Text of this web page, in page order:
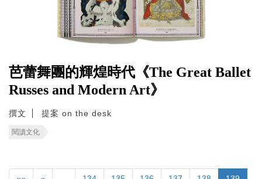
芭蕾舞團的輝煌時代《The Great Ballet
Russes and Modern Art》
撰文 提案 on the desk
閱讀文化